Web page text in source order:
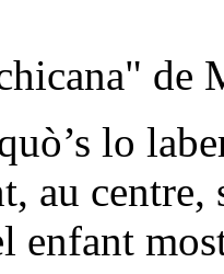
de
lo
au
enfant